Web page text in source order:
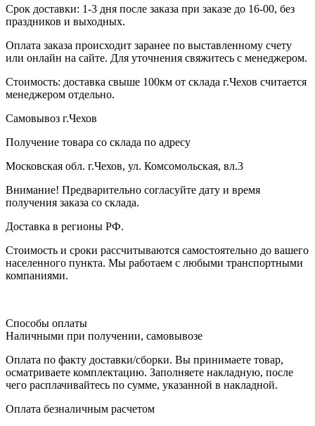
Срок доставки: 1-3 дня после заказа при заказе до 16-00, без
праздников и выходных.
Оплата заказа происходит заранее по выставленному счету
или онлайн на сайте. Для уточнения свяжитесь с менеджером.
Стоимость: доставка свыше 100км от склада г.Чехов считается
менеджером отдельно.
Самовывоз г.Чехов
Получение товара со склада по адресу
Московская обл. г.Чехов, ул. Комсомольская, вл.3
Внимание! Предварительно согласуйте дату и время
получения заказа со склада.
Доставка в регионы РФ.
Стоимость и сроки рассчитываются самостоятельно до вашего
населенного пункта. Мы работаем с любыми транспортными
компаниями.
Способы оплаты
Наличными при получении, самовывозе
Оплата по факту доставки/сборки. Вы принимаете товар,
осматриваете комплектацию. Заполняете накладную, после
чего расплачивайтесь по сумме, указанной в накладной.
Оплата безналичным расчетом